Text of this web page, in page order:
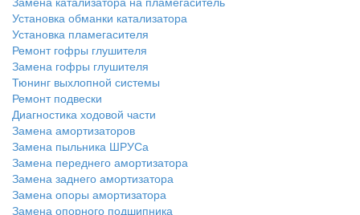
Установка обманки катализатора
Установка пламегасителя
Ремонт гофры глушителя
Замена гофры глушителя
Тюнинг выхлопной системы
Ремонт подвески
Диагностика ходовой части
Замена амортизаторов
Замена пыльника ШРУСа
Замена переднего амортизатора
Замена заднего амортизатора
Замена опоры амортизатора
Замена опорного подшипника